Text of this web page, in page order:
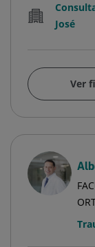
José
Ver